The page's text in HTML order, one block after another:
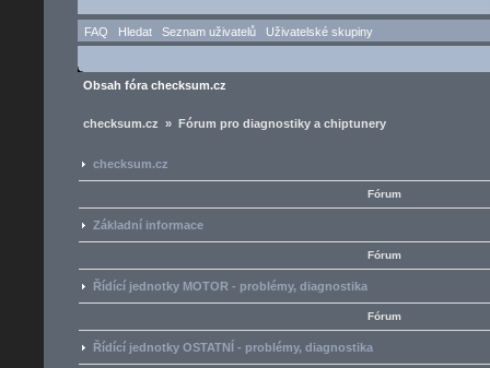
FAQ Hledat Seznam uživatelů Uživatelské skupiny
Obsah fóra checksum.cz
checksum.cz » Fórum pro diagnostiky a chiptunery
checksum.cz
Fórum
Základní informace
Fórum
Řídící jednotky MOTOR - problémy, diagnostika
Fórum
Řídící jednotky OSTATNÍ - problémy, diagnostika